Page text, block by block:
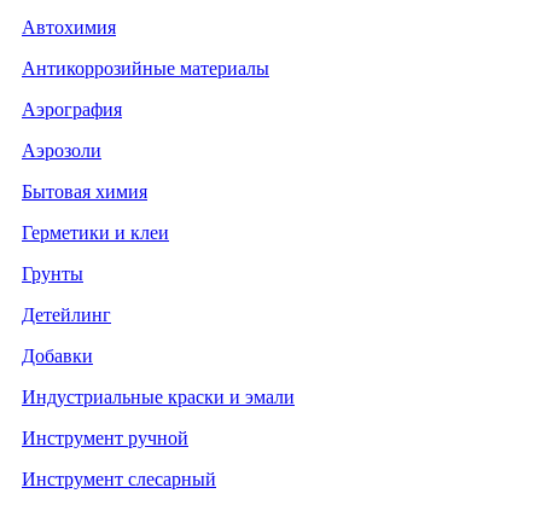
Автохимия
Антикоррозийные материалы
Аэрография
Аэрозоли
Бытовая химия
Герметики и клеи
Грунты
Детейлинг
Добавки
Индустриальные краски и эмали
Инструмент ручной
Инструмент слесарный